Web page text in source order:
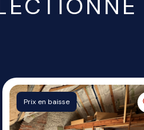
Prix en baisse